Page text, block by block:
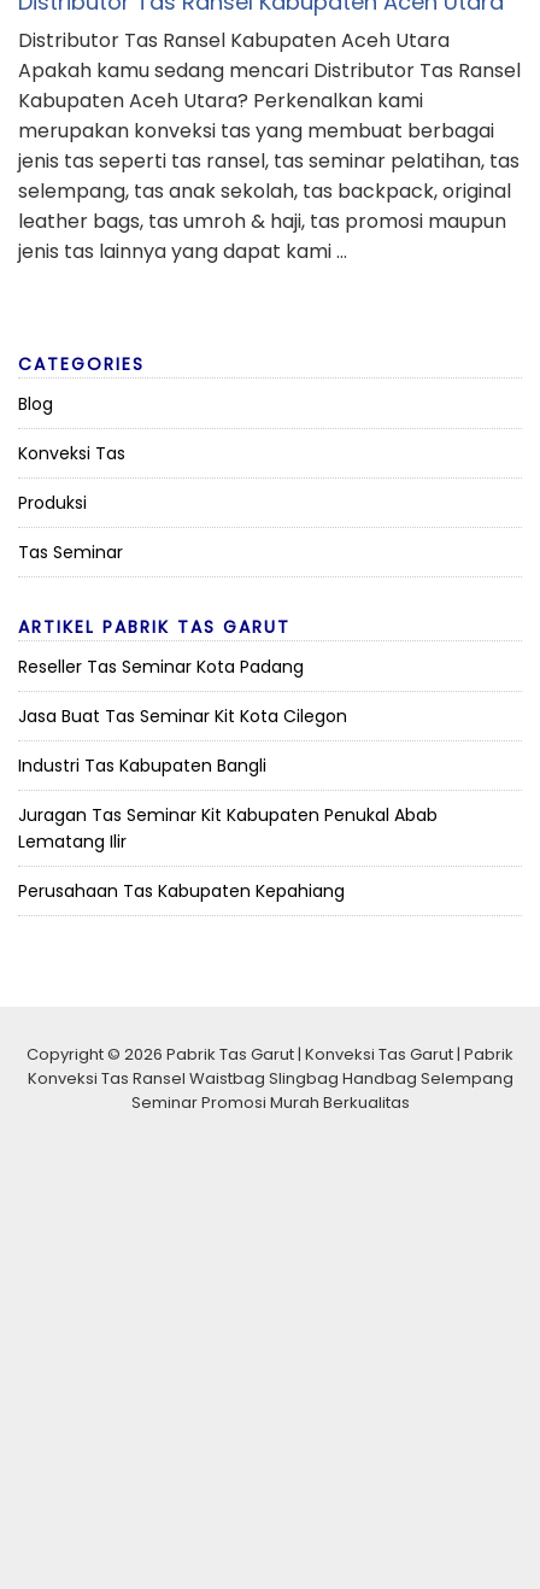
Distributor Tas Ransel Kabupaten Aceh Utara
Apakah kamu sedang mencari Distributor Tas Ransel
Kabupaten Aceh Utara? Perkenalkan kami
merupakan konveksi tas yang membuat berbagai
jenis tas seperti tas ransel, tas seminar pelatihan, tas
selempang, tas anak sekolah, tas backpack, original
leather bags, tas umroh & haji, tas promosi maupun
jenis tas lainnya yang dapat kami …
CATEGORIES
Blog
Konveksi Tas
Produksi
Tas Seminar
ARTIKEL PABRIK TAS GARUT
Reseller Tas Seminar Kota Padang
Jasa Buat Tas Seminar Kit Kota Cilegon
Industri Tas Kabupaten Bangli
Juragan Tas Seminar Kit Kabupaten Penukal Abab
Lematang Ilir
Perusahaan Tas Kabupaten Kepahiang
Copyright © 2026 Pabrik Tas Garut | Konveksi Tas Garut | Pabrik
Konveksi Tas Ransel Waistbag Slingbag Handbag Selempang
Seminar Promosi Murah Berkualitas